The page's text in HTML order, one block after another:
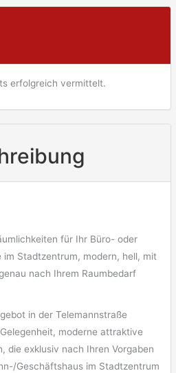
erfolgreich vermittelt.
für Ihr Büro- oder
im Stadtzentrum, modern, hell, mit
nach Ihrem Raumbedarf
in der Telemannstraße
moderne attraktive
die exklusiv nach Ihren Vorgaben
Geschäftshaus im Stadtzentrum